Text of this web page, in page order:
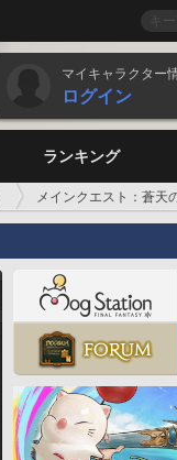
マイキャラクター
ログイン
ランキング
メインクエスト：蒼天